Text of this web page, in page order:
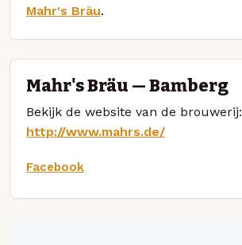
Mahr's Bräu.
Mahr's Bräu — Bamberg
Bekijk de website van de brouwerij:
http://www.mahrs.de/
Facebook